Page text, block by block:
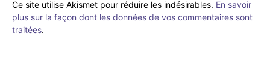
Ce site utilise Akismet pour réduire les indésirables. En savoir
plus sur la façon dont les données de vos commentaires sont
traitées.